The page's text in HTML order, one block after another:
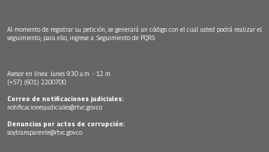
Al momento de registrar su petición, se generará un código con el cual usted podrá realizar el
seguimiento, para ello, ingrese a: Seguimiento de PQRS
Asesor en línea: lunes 9:30 a.m. - 12 m
(+57) (601) 2200700
Correo de notificaciones judiciales:
notificacionesjudiciales@rtvc.gov.co
Denuncias por actos de corrupción:
soytransparente@rtvc.gov.co